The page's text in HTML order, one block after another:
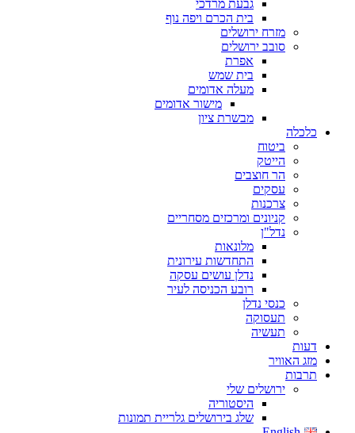
גבעת מרדכי
בית הכרם ויפה נוף
מזרח ירושלים
סובב ירושלים
אפרת
בית שמש
מעלה אדומים
מישור אדומים
מבשרת ציון
כלכלה
ביטוח
הייטק
הר חוצבים
עסקים
צרכנות
קניונים ומרכזים מסחריים
נדל"ן
מלונאות
התחדשות עירונית
נדלן עושים עסקה
רובע הכניסה לעיר
כנסי נדלן
תעסוקה
תעשיה
דעות
מזג האוויר
תרבות
ירושלים שלי
היסטוריה
שלג בירושלים גלריית תמונות